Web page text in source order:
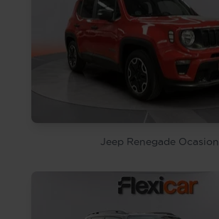
Jeep Renegade Ocasion